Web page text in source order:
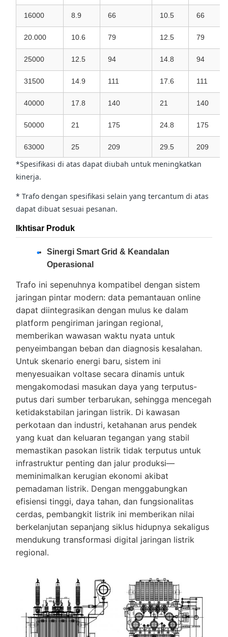
16000 8.9 66 10.5 66
20.000 10.6 79 12.5 79
25000 12.5 94 14.8 94
31500 14.9 111 17.6 111
40000 17.8 140 21 140
50000 21 175 24.8 175
63000 25 209 29.5 209
*Spesifikasi di atas dapat diubah untuk meningkatkan
kinerja.
* Trafo dengan spesifikasi selain yang tercantum di atas
dapat dibuat sesuai pesanan.
Ikhtisar Produk
Sinergi Smart Grid & Keandalan
Operasional
Trafo ini sepenuhnya kompatibel dengan sistem
jaringan pintar modern: data pemantauan online
dapat diintegrasikan dengan mulus ke dalam
platform pengiriman jaringan regional,
memberikan wawasan waktu nyata untuk
penyeimbangan beban dan diagnosis kesalahan.
Untuk skenario energi baru, sistem ini
menyesuaikan voltase secara dinamis untuk
mengakomodasi masukan daya yang terputus-
putus dari sumber terbarukan, sehingga mencegah
ketidakstabilan jaringan listrik. Di kawasan
perkotaan dan industri, ketahanan arus pendek
yang kuat dan keluaran tegangan yang stabil
memastikan pasokan listrik tidak terputus untuk
infrastruktur penting dan jalur produksi—
meminimalkan kerugian ekonomi akibat
pemadaman listrik. Dengan menggabungkan
efisiensi tinggi, daya tahan, dan fungsionalitas
cerdas, pembangkit listrik ini memberikan nilai
berkelanjutan sepanjang siklus hidupnya sekaligus
mendukung transformasi digital jaringan listrik
regional.